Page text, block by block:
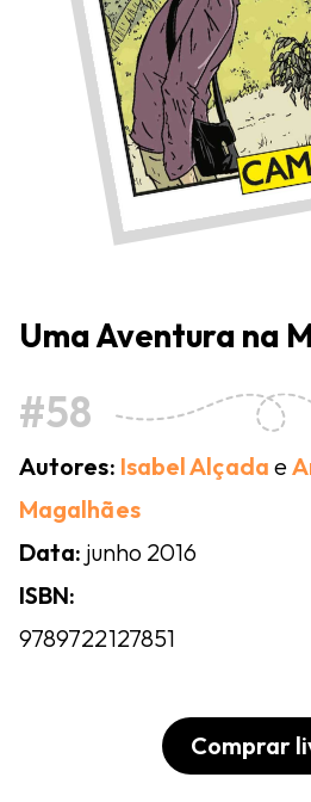
Uma Aventura na
#58
Autores: Isabel Alçada e
Magalhães
Data: junho 2016
ISBN:
9789722127851
Comprar